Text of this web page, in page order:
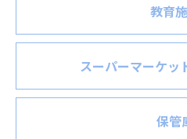
教育
スーパーマーケッ
保管